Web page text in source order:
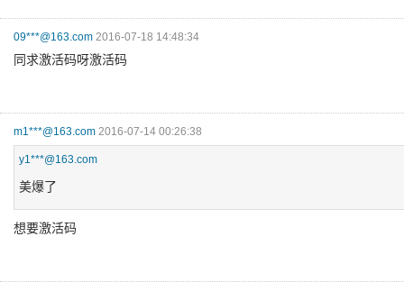
09***@163.com 2016-07-18 14:48:34
同求激活码呀激活码
m1***@163.com 2016-07-14 00:26:38
y1***@163.com
美爆了
想要激活码